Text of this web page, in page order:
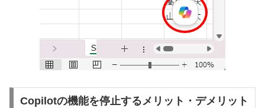
Copilotの機能を停止するメリット・デメリット